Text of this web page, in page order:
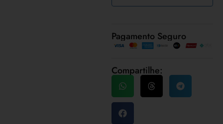
Pagamento Seguro
Compartilhe: